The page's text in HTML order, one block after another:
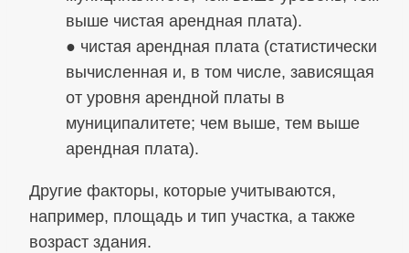
выше чистая арендная плата).
● чистая арендная плата (статистически
вычисленная и, в том числе, зависящая
от уровня арендной платы в
муниципалитете; чем выше, тем выше
арендная плата).
Другие факторы, которые учитываются,
например, площадь и тип участка, а также
возраст здания.